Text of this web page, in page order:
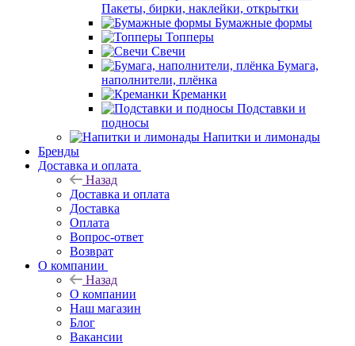
Пакеты, бирки, наклейки, открытки
Бумажные формы
Топперы
Свечи
Бумага,
наполнители, плёнка
Креманки
Подставки и
подносы
Напитки и лимонады
Бренды
Доставка и оплата
Назад
Доставка и оплата
Доставка
Оплата
Вопрос-ответ
Возврат
О компании
Назад
О компании
Наш магазин
Блог
Вакансии